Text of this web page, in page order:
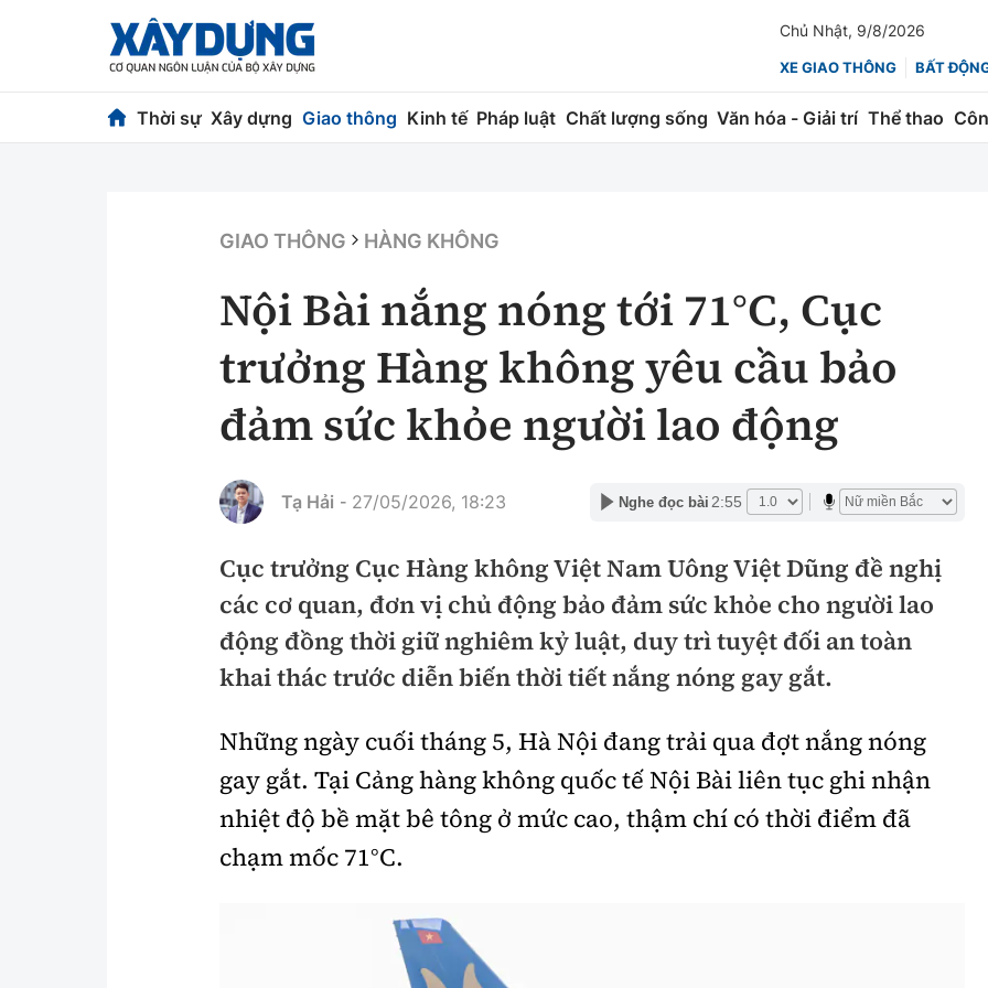
Chủ Nhật, 9/8/2026
XE GIAO THÔNG BẤT
Thời sự Xây dựng Giao thông Kinh tế Pháp luật Chất lượng sống Văn hóa - Giải trí Thể thao
Chuyện dọc đường
Chỉ đạo điều hành
Quy hoạch kiến trúc
Vật liệu xây dựng
Giám định chất lượng
Quản lý đô thị
Hàng không
Đường sắt
Đường sắt tốc độ cao
Hàng hải
Đường sắt đô thị
Nhà thầu
Thi viết về Ngành
Chứng khoán
Bảo hiểm
Doanh nghiệp
An ninh hình sự
An toàn giao thông
Giao thông 24h
ATGT địa phương
Văn hóa giao thông
Chung tay vì ATGT
Gương sáng giao thông
xem thêm
Văn hóa - Giải Trí
Văn hóa
GIAO THÔNG HÀNG KHÔNG
Nội Bài nắng nóng tới 71°C, Cục
trưởng Hàng không yêu cầu bảo
đảm sức khỏe người lao động
Tạ Hải - 27/05/2026, 18:23 Nghe đọc bài 2:55
Cục trưởng Cục Hàng không Việt Nam Uông Việt Dũng đề nghị
các cơ quan, đơn vị chủ động bảo đảm sức khỏe cho người lao
động đồng thời giữ nghiêm kỷ luật, duy trì tuyệt đối an toàn
khai thác trước diễn biến thời tiết nắng nóng gay gắt.
Những ngày cuối tháng 5, Hà Nội đang trải qua đợt nắng nóng
gay gắt. Tại Cảng hàng không quốc tế Nội Bài liên tục ghi nhận
nhiệt độ bề mặt bê tông ở mức cao, thậm chí có thời điểm đã
chạm mốc 71°C.